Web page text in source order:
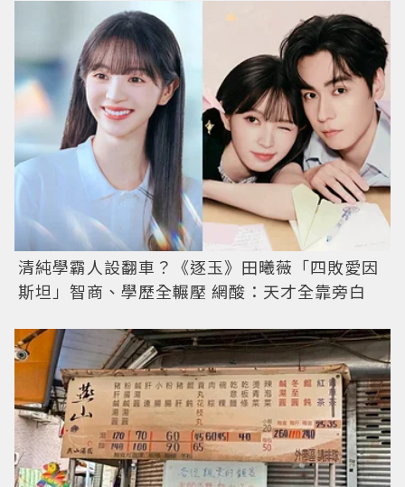
清純學霸人設翻車？《逐玉》田曦薇「四敗愛因
斯坦」智商、學歷全輾壓 網酸：天才全靠旁白